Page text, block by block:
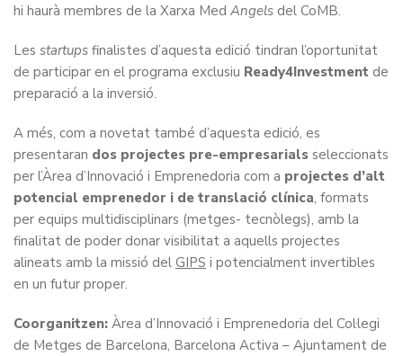
hi haurà membres de la Xarxa Med Angels del CoMB.
Les startups finalistes d’aquesta edició tindran l’oportunitat
de participar en el programa exclusiu Ready4Investment de
preparació a la inversió.
A més, com a novetat també d’aquesta edició, es
presentaran dos projectes pre-empresarials seleccionats
per l’Àrea d’Innovació i Emprenedoria com a projectes d’alt
potencial emprenedor i de translació clínica, formats
per equips multidisciplinars (metges- tecnòlegs), amb la
finalitat de poder donar visibilitat a aquells projectes
alineats amb la missió del GIPS i potencialment invertibles
en un futur proper.
Coorganitzen: Àrea d’Innovació i Emprenedoria del Col·legi
de Metges de Barcelona, Barcelona Activa – Ajuntament de